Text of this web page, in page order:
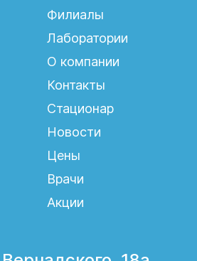
Филиалы
Лаборатории
О компании
Контакты
Стационар
Новости
Цены
Врачи
Акции